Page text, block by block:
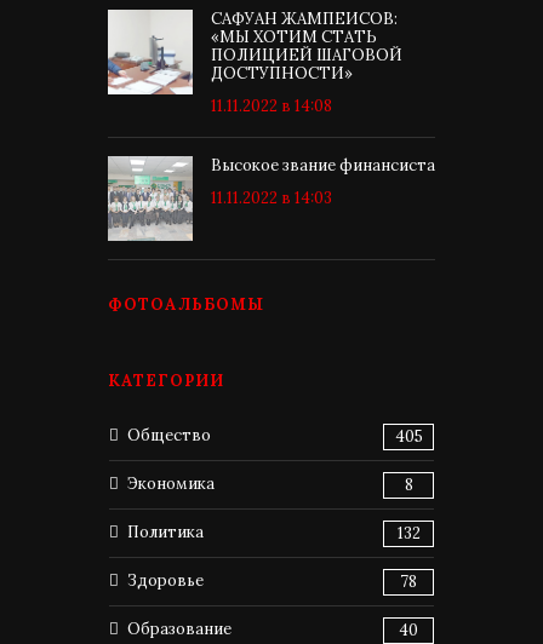
САФУАН ЖАМПЕИСОВ:
«МЫ ХОТИМ СТАТЬ
ПОЛИЦИЕЙ ШАГОВОЙ
ДОСТУПНОСТИ»
11.11.2022 в 14:08
Высокое звание финансиста
11.11.2022 в 14:03
ФОТОАЛЬБОМЫ
КАТЕГОРИИ
Общество 405
Экономика 8
Политика 132
Здоровье 78
Образование 40